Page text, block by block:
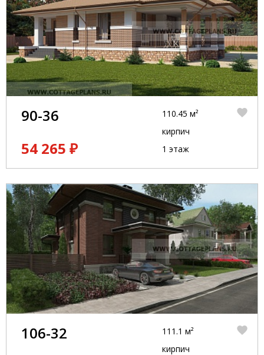
90-36
54 265 ₽
110.45 м²
кирпич
1 этаж
106-32
111.1 м²
кирпич